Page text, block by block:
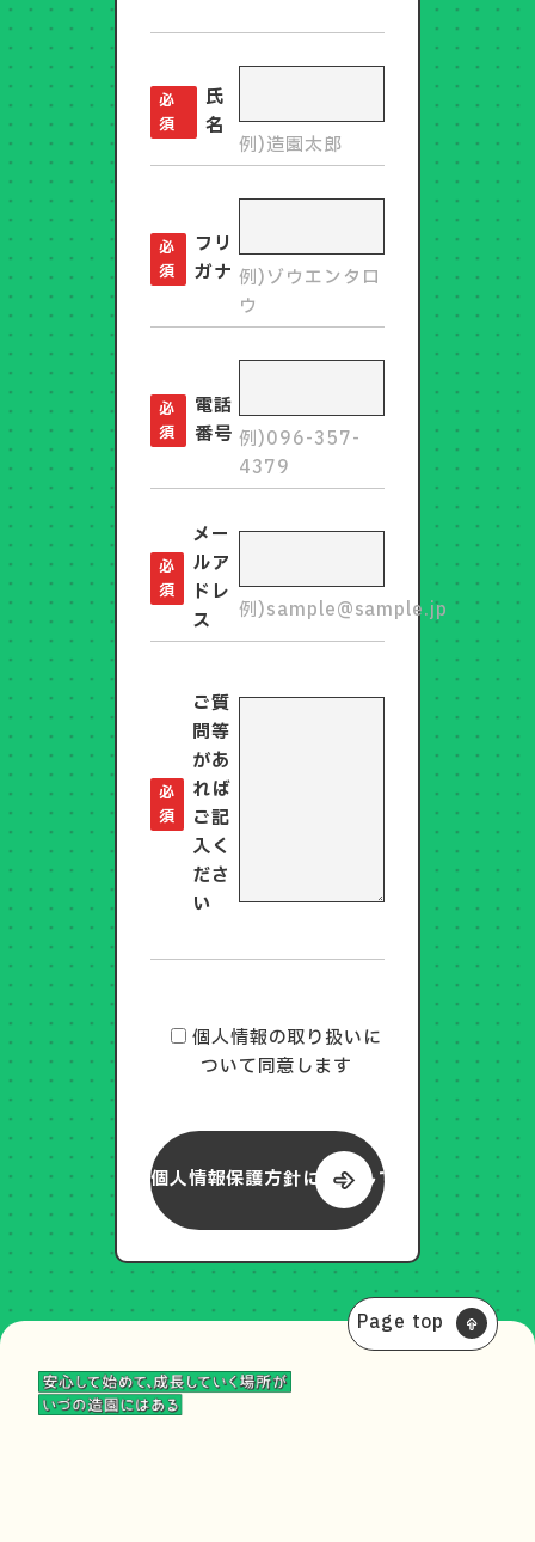
必
須
氏
名
例)造園太郎
必
須
フリ
ガナ 例)ゾウエンタロ
ウ
必
須
電話
番号 例)096-357-
4379
必
須
メー
ルア
ドレ
ス
例)sample@sample.jp
必
須
ご質
問等
があ
れば
ご記
入く
ださ
い
個人情報の取り扱いに
ついて同意します
Page top